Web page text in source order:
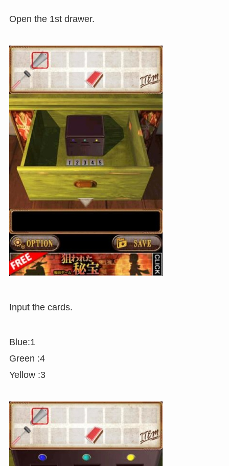
Open the 1st drawer.
Input the cards.
Blue:1
Green :4
Yellow :3